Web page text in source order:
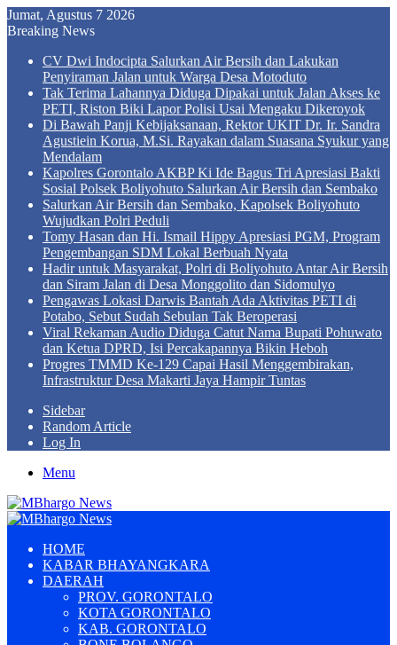
Jumat, Agustus 7 2026
Breaking News
CV Dwi Indocipta Salurkan Air Bersih dan Lakukan
Penyiraman Jalan untuk Warga Desa Motoduto
Tak Terima Lahannya Diduga Dipakai untuk Jalan Akses ke
PETI, Riston Biki Lapor Polisi Usai Mengaku Dikeroyok
Di Bawah Panji Kebijaksanaan, Rektor UKIT Dr. Ir. Sandra
Agustiein Korua, M.Si. Rayakan dalam Suasana Syukur yang
Mendalam
Kapolres Gorontalo AKBP Ki Ide Bagus Tri Apresiasi Bakti
Sosial Polsek Boliyohuto Salurkan Air Bersih dan Sembako
Salurkan Air Bersih dan Sembako, Kapolsek Boliyohuto
Wujudkan Polri Peduli
Tomy Hasan dan Hi. Ismail Hippy Apresiasi PGM, Program
Pengembangan SDM Lokal Berbuah Nyata
Hadir untuk Masyarakat, Polri di Boliyohuto Antar Air Bersih
dan Siram Jalan di Desa Monggolito dan Sidomulyo
Pengawas Lokasi Darwis Bantah Ada Aktivitas PETI di
Potabo, Sebut Sudah Sebulan Tak Beroperasi
Viral Rekaman Audio Diduga Catut Nama Bupati Pohuwato
dan Ketua DPRD, Isi Percakapannya Bikin Heboh
Progres TMMD Ke-129 Capai Hasil Menggembirakan,
Infrastruktur Desa Makarti Jaya Hampir Tuntas
Sidebar
Random Article
Log In
Menu
HOME
KABAR BHAYANGKARA
DAERAH
PROV. GORONTALO
KOTA GORONTALO
KAB. GORONTALO